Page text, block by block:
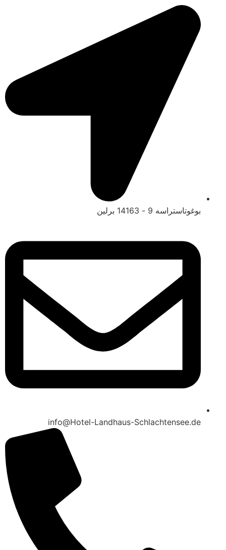
بوغوتاستراسه 9 - 14163 برلين
info@Hotel-Landhaus-Schlachtensee.de